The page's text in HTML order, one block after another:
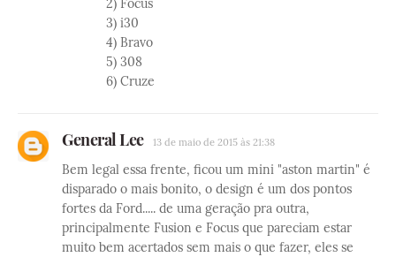
2) Focus
3) i30
4) Bravo
5) 308
6) Cruze
General Lee 13 de maio de 2015 às 21:38
Bem legal essa frente, ficou um mini "aston martin" é
disparado o mais bonito, o design é um dos pontos
fortes da Ford..... de uma geração pra outra,
principalmente Fusion e Focus que pareciam estar
muito bem acertados sem mais o que fazer, eles se